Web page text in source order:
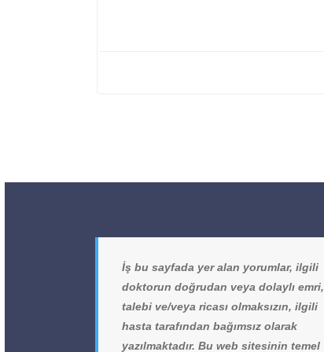
İş bu sayfada yer alan yorumlar, ilgili
doktorun doğrudan veya dolaylı emri,
talebi ve/veya ricası olmaksızın, ilgili
hasta tarafından bağımsız olarak
yazılmaktadır. Bu web sitesinin temel